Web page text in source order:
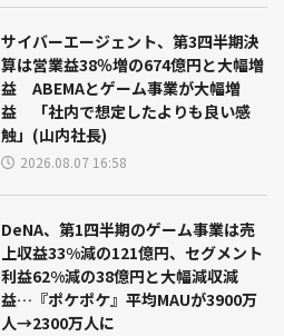
サイバーエージェント、第3四半期決
算は営業益38％増の674億円と大幅増
益 ABEMAとゲーム事業が大幅増
益 「社内で想定したよりも良い感
触」(山内社長)
2026.08.07 16:58
DeNA、第1四半期のゲーム事業は売
上収益33%減の121億円、セグメント
利益62%減の38億円と大幅減収減
益…『ポケポケ』平均MAUが3900万
人→2300万人に